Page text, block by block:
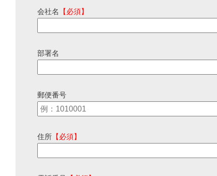
会社名 【必須】
部署名
郵便番号
住所 【必須】